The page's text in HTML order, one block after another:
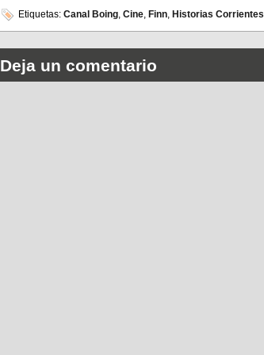
Etiquetas: Canal Boing, Cine, Finn, Historias Corrientes
Deja un comentario